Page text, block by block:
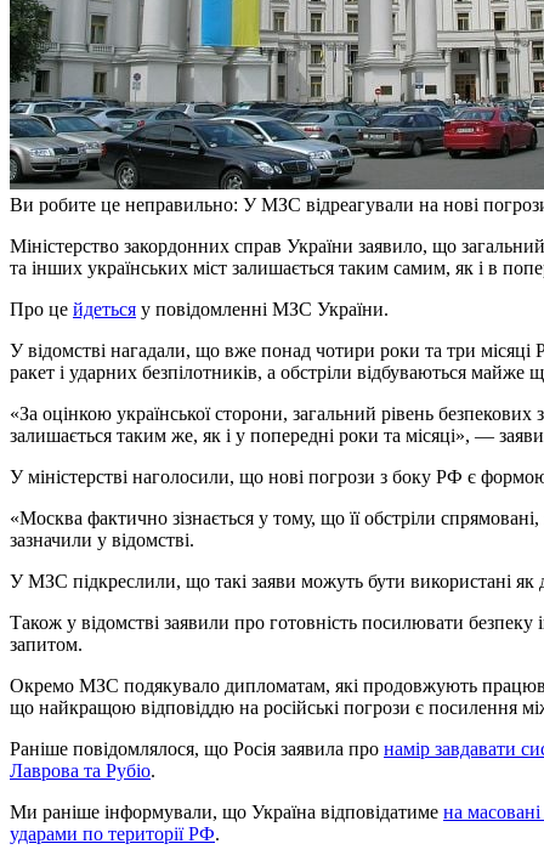
Ви робите це неправильно: У МЗС відреагували на нові
Міністерство закордонних справ України заявило, що
та інших українських міст залишається таким самим, як і в
Про це йдеться у повідомленні МЗС України.
У відомстві нагадали, що вже понад чотири роки та три місяці
ракет і ударних безпілотників, а обстріли відбуваються майже
«За оцінкою української сторони, загальний рівень
залишається таким же, як і у попередні роки та місяці», —
У міністерстві наголосили, що нові погрози з боку РФ є
«Москва фактично зізнається у тому, що її обстріли
зазначили у відомстві.
У МЗС підкреслили, що такі заяви можуть бути використані як
Також у відомстві заявили про готовність посилювати безпеку
запитом.
Окремо МЗС подякувало дипломатам, які продовжують
що найкращою відповіддю на російські погрози є посилення
Раніше повідомлялося, що Росія заявила про намір завдавати
Лаврова та Рубіо.
Ми раніше інформували, що Україна відповідатиме на масовані
ударами по території РФ.